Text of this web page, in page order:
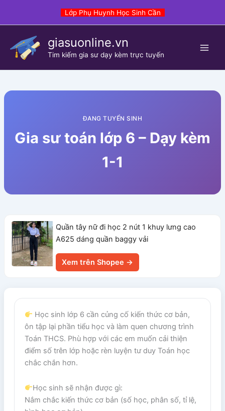
Lớp Phụ Huynh Học Sinh Cần
giasuonline.vn
Tim kiếm gia sư dạy kèm trực tuyến
ĐANG TUYỂN SINH
Gia sư toán lớp 6 – Dạy kèm
1-1
Quần tây nữ đi học 2 nút 1 khuy lưng cao
A625 dáng quần baggy vải
Xem trên Shopee →
Học sinh lớp 6 cần củng cố kiến thức cơ bản,
ôn tập lại phần tiểu học và làm quen chương trình
Toán THCS. Phù hợp với các em muốn cải thiện
điểm số trên lớp hoặc rèn luyện tư duy Toán học
chắc chắn hơn.
Học sinh sẽ nhận được gì:
Nắm chắc kiến thức cơ bản (số học, phân số, tỉ lệ,